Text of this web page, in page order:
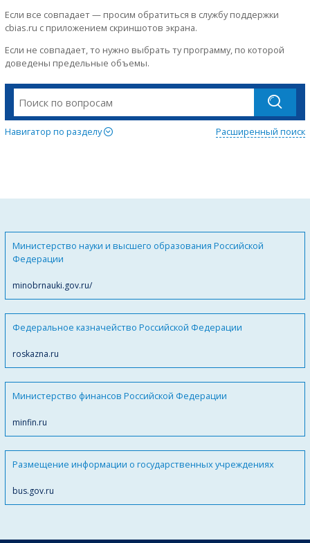
Если все совпадает — просим обратиться в службу поддержки
cbias.ru с приложением скриншотов экрана.
Если не совпадает, то нужно выбрать ту программу, по которой
доведены предельные объемы.
Навигатор по разделу Расширенный поиск
Министерство науки и высшего образования Российской
Федерации
minobrnauki.gov.ru/
Федеральное казначейство Российской Федерации
roskazna.ru
Министерство финансов Российской Федерации
minfin.ru
Размещение информации о государственных учреждениях
bus.gov.ru